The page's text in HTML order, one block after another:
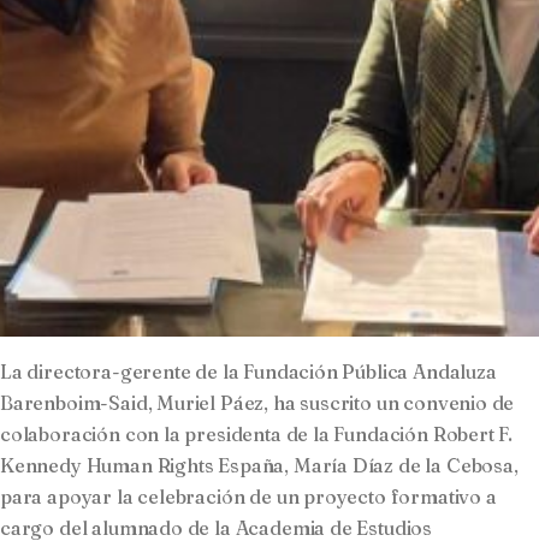
La directora-gerente de la Fundación Pública Andaluza
Barenboim-Said, Muriel Páez, ha suscrito un convenio de
colaboración con la presidenta de la Fundación Robert F.
Kennedy Human Rights España, María Díaz de la Cebosa,
para apoyar la celebración de un proyecto formativo a
cargo del alumnado de la Academia de Estudios